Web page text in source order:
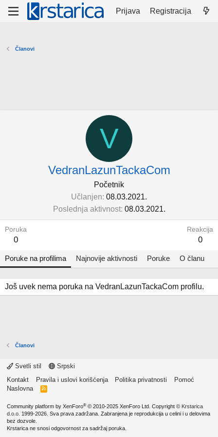
Prijava Registracija
Članovi
V
VedranLazunTackaCom
Početnik
Učlanjen 08.03.2021.
Poslednja aktivnost 08.03.2021.
Poruka
0
Reakcija
0
Poruke na profilima Najnovije aktivnosti Poruke O članu
Još uvek nema poruka na VedranLazunTackaCom profilu.
Članovi
Svetli stil
Srpski
Kontakt
Pravila i uslovi korišćenja Politika privatnosti
Pomoć
Naslovna
R
Community platform by XenForo® © 2010-2025 XenForo Ltd. Copyright © Krstarica
d.o.o. 1999-2026. Sva prava zadržana. Zabranjena je reprodukcija u celini i u delovima
bez dozvole.
Krstarica ne snosi odgovornost za sadržaj poruka.